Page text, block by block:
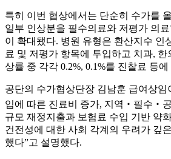
특히 이번 협상에서는 단순히 수가를
일부 인상분을 필수의료와 저평가 의
이 확대됐다. 병원 유형은 환산지수 인
료 및 저평가 항목에 투입하고 치과,
상률 중 각각 0.2%, 0.1%를 진찰료 등
공단의 수가협상단장 김남훈 급여상임
입에 따른 진료비 증가, 지역‧필수‧
규모 재정지출과 보험료 수입 기반 약
건전성에 대한 사회 각계의 우려가 깊
했다”고 설명했다.